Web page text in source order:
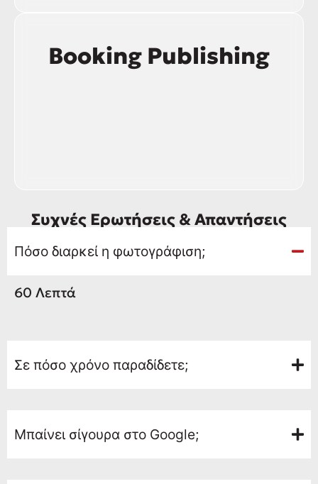
Booking Publishing
Συχνές Ερωτήσεις & Απαντήσεις
Πόσο διαρκεί η φωτογράφιση;
60 Λεπτά
Σε πόσο χρόνο παραδίδετε;
Μπαίνει σίγουρα στο Google;